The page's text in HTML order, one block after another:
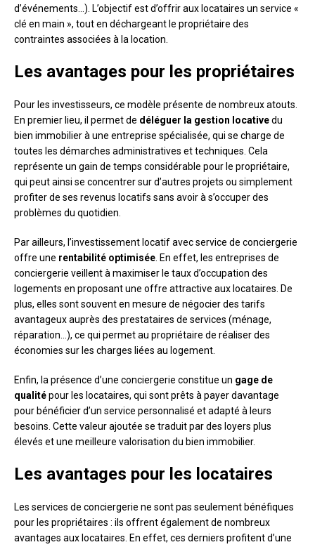
d’événements…). L’objectif est d’offrir aux locataires un service «
clé en main », tout en déchargeant le propriétaire des
contraintes associées à la location.
Les avantages pour les propriétaires
Pour les investisseurs, ce modèle présente de nombreux atouts.
En premier lieu, il permet de déléguer la gestion locativedu
bien immobilier à une entreprise spécialisée, qui se charge de
toutes les démarches administratives et techniques. Cela
représente un gain de temps considérable pour le propriétaire,
qui peut ainsi se concentrer sur d’autres projets ou simplement
profiter de ses revenus locatifs sans avoir à s’occuper des
problèmes du quotidien.
Par ailleurs, l’investissement locatif avec service de conciergerie
offre une rentabilité optimisée . En effet, les entreprises de
conciergerie veillent à maximiser le taux d’occupation des
logements en proposant une offre attractive aux locataires. De
plus, elles sont souvent en mesure de négocier des tarifs
avantageux auprès des prestataires de services (ménage,
réparation…), ce qui permet au propriétaire de réaliser des
économies sur les charges liées au logement.
Enfin, la présence d’une conciergerie constitue un gage de
qualitépour les locataires, qui sont prêts à payer davantage
pour bénéficier d’un service personnalisé et adapté à leurs
besoins. Cette valeur ajoutée se traduit par des loyers plus
élevés et une meilleure valorisation du bien immobilier.
Les avantages pour les locataires
Les services de conciergerie ne sont pas seulement bénéfiques
pour les propriétaires : ils offrent également de nombreux
avantages aux locataires. En effet, ces derniers profitent d’une